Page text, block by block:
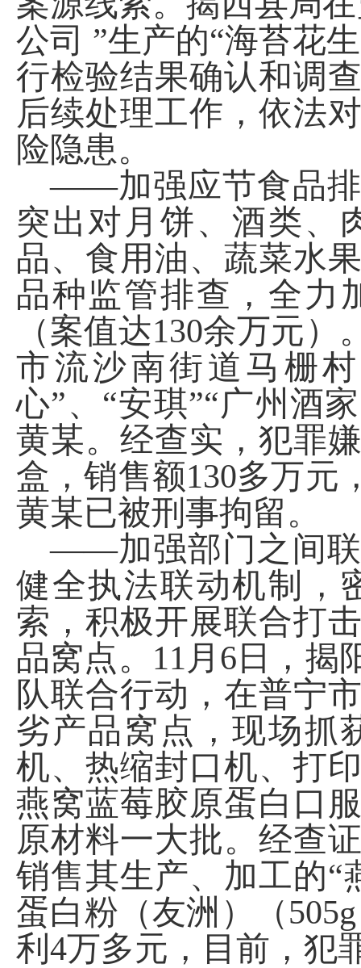
公司 ”生产的“海苔花
行检验结果确认和调
后续处理工作，依法
险隐患。
——加强应节食品
突出对月饼、酒类、
品、食用油、蔬菜水
品种监管排查， 全力
（案值达130余万元）
市流沙南街道马栅
心”、“安琪”“广州酒
黄某。经查实，犯罪
盒，销售额130多万元
黄某已被刑事拘留。
——加强部门之间
健全执法联动机制，
索，积极开展联合打
品窝点。 11月6日，揭
队联合行动，在普宁
劣产品窝点，现场抓
机、热缩封口机、打
燕窝蓝莓胶原蛋白口
原材料一大批。经查
销售其生产、加工的“
蛋白粉（友洲）（
利4万多元，目前，犯